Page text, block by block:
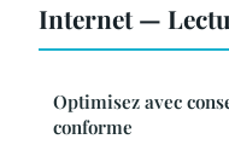
Internet —
Optimisez avec
conforme